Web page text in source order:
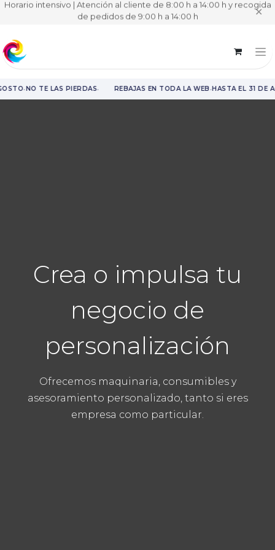
Horario intensivo | Atención al cliente de 8:00 h a 14:00 h y recogida
de pedidos de 9:00 h a 14:00 h ✕
·NO TE LAS PIERDAS· REBAJAS EN TODA LA WEB·HASTA EL 31 DE
Crea o impulsa tu
negocio de
personalización
Ofrecemos maquinaria, consumibles y
asesoramiento personalizado, tanto si eres
empresa como particular.